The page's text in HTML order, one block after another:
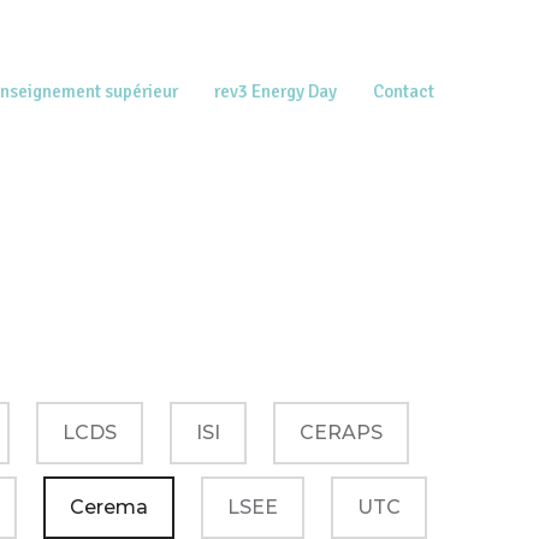
supérieur rev3 Energy Day Contact
LCDS ISI CERAPS
Cerema LSEE UTC